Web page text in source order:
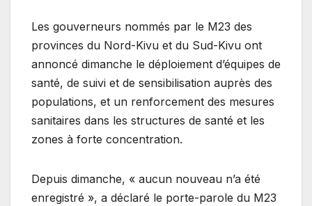
Les gouverneurs nommés par le M23 des
provinces du Nord-Kivu et du Sud-Kivu ont
annoncé dimanche le déploiement d’équipes de
santé, de suivi et de sensibilisation auprès des
populations, et un renforcement des mesures
sanitaires dans les structures de santé et les
zones à forte concentration.
Depuis dimanche, « aucun nouveau n’a été
enregistré », a déclaré le porte-parole du M23